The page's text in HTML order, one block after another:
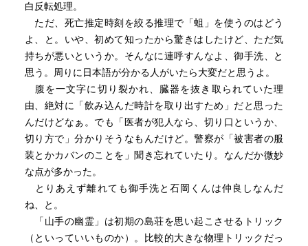
白反転処理。
ただ、死亡推定時刻を絞る推理で「蛆」を使うのはどう
よ、と。いや、初めて知ったから驚きはしたけど、ただ気
持ちが悪いというか。そんなに連呼すんなよ、御手洗、と
思う。周りに日本語が分かる人がいたら大変だと思うよ。
腹を一文字に切り裂かれ、臓器を抜き取られていた理
由、絶対に「飲み込んだ時計を取り出すため」だと思った
んだけどなぁ。でも「医者が犯人なら、切り口というか、
切り方で」分かりそうなもんだけど。警察が「被害者の服
装とかカバンのことを」聞き忘れていたり。なんだか微妙
な点が多かった。
とりあえず離れても御手洗と石岡くんは仲良しなんだ
ね、と。
「山手の幽霊」は初期の島荘を思い起こさせるトリック
（といっていいものか）。比較的大きな物理トリックだっ